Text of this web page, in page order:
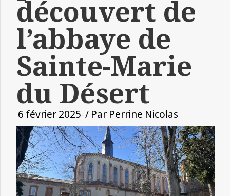
découvert de
l’abbaye de
Sainte-Marie
du Désert
6 février 2025 / Par Perrine Nicolas